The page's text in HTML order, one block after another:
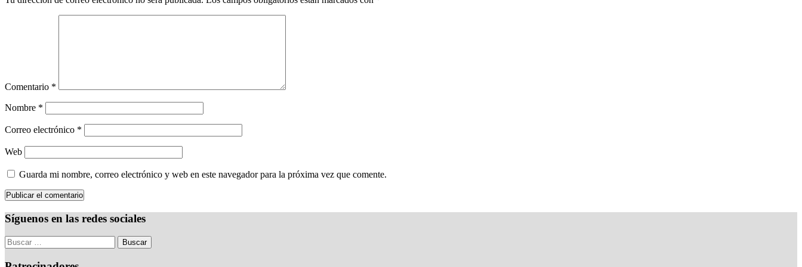
Comentario *
Nombre *
Correo electrónico *
Web
Guarda mi nombre, correo electrónico y web en este navegador para la próxima vez que comente.
Síguenos en las redes sociales